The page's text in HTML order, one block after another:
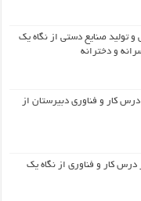
صنایع دستی از نگاه یک
و دخترانه
کار و فناوری دبیرستان از
کار و فناوری از نگاه یک